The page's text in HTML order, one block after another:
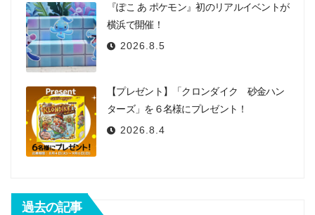
『ぽこ あ ポケモン』初のリアルイベントが
横浜で開催！
2026.8.5
【プレゼント】「クロンダイク 砂金ハン
ターズ」を６名様にプレゼント！
2026.8.4
過去の記事